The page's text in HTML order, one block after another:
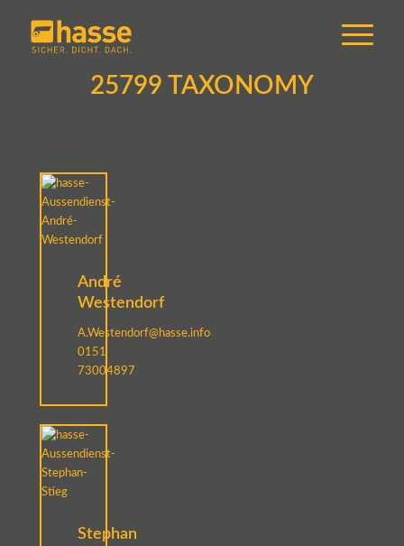
25799 TAXONOMY
André
Westendorf
A.Westendorf@hasse.info
0151
73004897
Stephan